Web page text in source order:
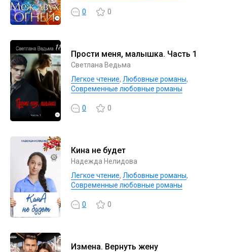
0 0
Прости меня, малышка. Часть 1
Светлана Ведьма
Легкое чтение, Любовные романы,
Современные любовные романы
0 0
Кина не будет
Надежда Нелидова
Легкое чтение, Любовные романы,
Современные любовные романы
0 0
Измена. Вернуть жену